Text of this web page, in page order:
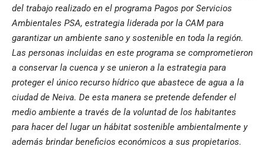
del trabajo realizado en el programa Pagos por Servicios
Ambientales PSA, estrategia liderada por la CAM para
garantizar un ambiente sano y sostenible en toda la región.
Las personas incluidas en este programa se comprometieron
a conservar la cuenca y se unieron a la estrategia para
proteger el único recurso hídrico que abastece de agua a la
ciudad de Neiva. De esta manera se pretende defender el
medio ambiente a través de la voluntad de los habitantes
para hacer del lugar un hábitat sostenible ambientalmente y
además brindar beneficios económicos a sus propietarios.